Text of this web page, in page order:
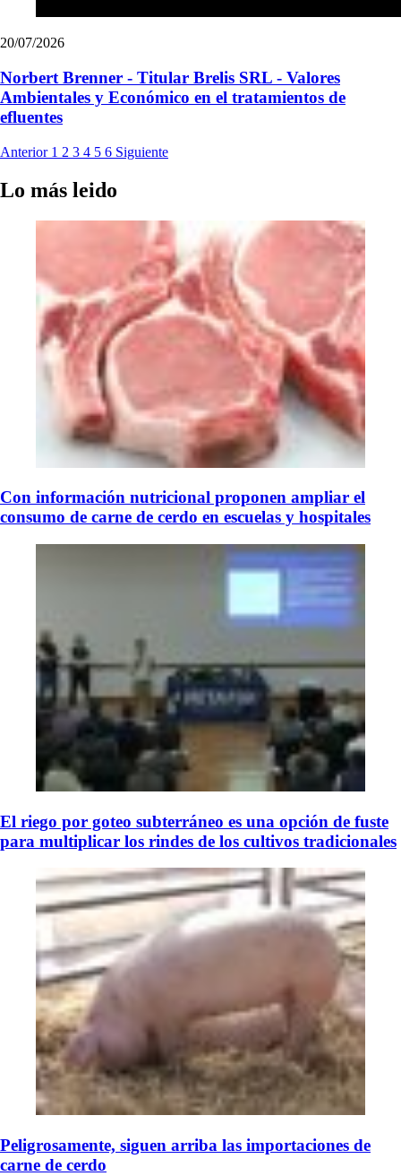
20/07/2026
Norbert Brenner - Titular Brelis SRL - Valores
Ambientales y Económico en el tratamientos de
efluentes
Anterior 1 2 3 4 5 6 Siguiente
Lo más leido
Con información nutricional proponen ampliar el
consumo de carne de cerdo en escuelas y hospitales
El riego por goteo subterráneo es una opción de fuste
para multiplicar los rindes de los cultivos tradicionales
Peligrosamente, siguen arriba las importaciones de
carne de cerdo